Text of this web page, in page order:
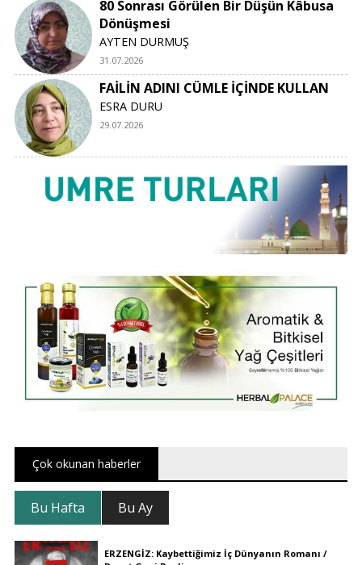
80 Sonrası Görülen Bir Düşün Kâbusa
Dönüşmesi
AYTEN DURMUŞ
31.07.2026
FAİLİN ADINI CÜMLE İÇİNDE KULLAN
ESRA DURU
29.07.2026
Çok okunan haberler
Bu Hafta Bu Ay
ERZENGİZ: Kaybettiğimiz İç Dünyanın Romanı /